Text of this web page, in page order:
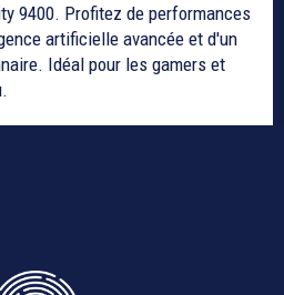
9400. Profitez de performances
artificielle avancée et d'un
Idéal pour les gamers et